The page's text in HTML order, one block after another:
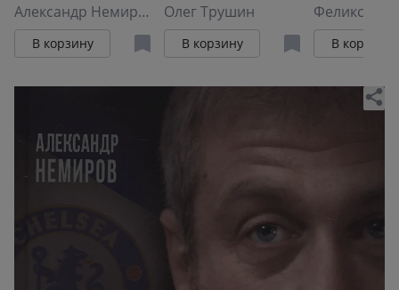
миллиардером
Александр Немиров
В корзину
Олег Трушин
В корзину
прадед
гения
Феликс
В корзину